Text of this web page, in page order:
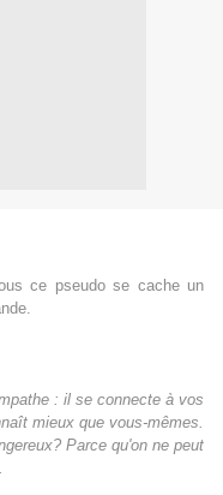
ce pseudo se cache un
: il se connecte à vos
mieux que vous-mêmes.
Parce qu'on ne peut